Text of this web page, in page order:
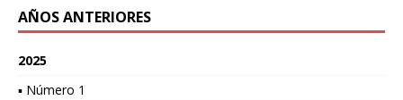
AÑOS ANTERIORES
2025
▪ Número 1